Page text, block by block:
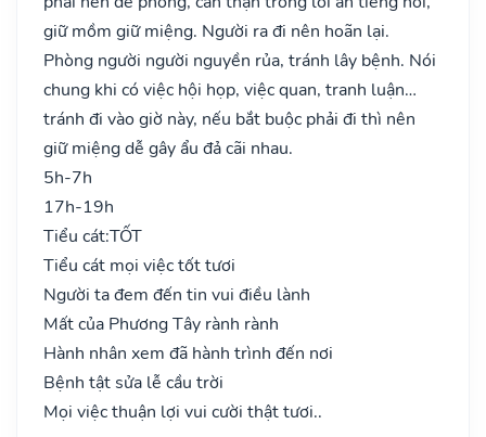
giữ mồm giữ miệng. Người ra đi nên hoãn lại.
Phòng người người nguyền rủa, tránh lây bệnh. Nói
chung khi có việc hội họp, việc quan, tranh luận…
tránh đi vào giờ này, nếu bắt buộc phải đi thì nên
giữ miệng dễ gây ẩu đả cãi nhau.
5h-7h
17h-19h
Tiểu cát:TỐT
Tiểu cát mọi việc tốt tươi
Người ta đem đến tin vui điều lành
Mất của Phương Tây rành rành
Hành nhân xem đã hành trình đến nơi
Bệnh tật sửa lễ cầu trời
Mọi việc thuận lợi vui cười thật tươi..